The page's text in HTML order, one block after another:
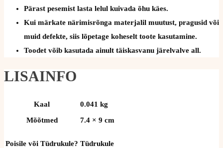
Pärast pesemist lasta lelul kuivada õhu käes.
Kui märkate närimisrõnga materjalil muutust, pragusid või
muid defekte, siis lõpetage koheselt toote kasutamine.
Toodet võib kasutada ainult täiskasvanu järelvalve all.
LISAINFO
Kaal
0.041 kg
Mõõtmed
7.4 × 9 cm
Poisile või Tüdrukule? Tüdrukule